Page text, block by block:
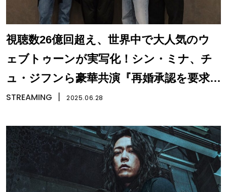
視聴数26億回超え、世界中で大人気のウ
ェブトゥーンが実写化！シン・ミナ、チ
ュ・ジフンら豪華共演『再婚承認を要求
します』Disney+で配信
STREAMING 2025.06.28